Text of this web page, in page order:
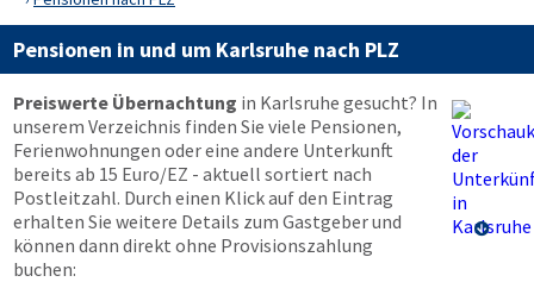
Pensionen in und um Karlsruhe nach PLZ

Preiswerte Übernachtung in Karlsruhe gesucht? In
unserem Verzeichnis finden Sie viele Pensionen,
Ferienwohnungen oder eine andere Unterkunft
bereits ab 15 Euro/EZ - aktuell sortiert nach
Postleitzahl. Durch einen Klick auf den Eintrag
erhalten Sie weitere Details zum Gastgeber und
können dann direkt ohne Provisionszahlung
buchen: